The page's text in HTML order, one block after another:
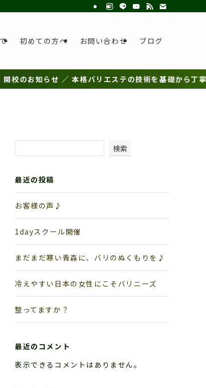
初めての方へ お問い合わせ ブログ
／ 本格バリエステの技術を基礎から丁寧に学べるスク
検索
最近の投稿
お客様の声♪
1dayスクール開催
まだまだ寒い青森に、バリのぬくもりを♪
冷えやすい日本の女性にこそバリニーズ
整ってますか？
最近のコメント
表示できるコメントはありません。